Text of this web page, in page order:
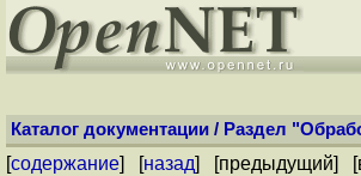
Каталог документации / Раздел
[содержание] [назад] [предыдущий] [